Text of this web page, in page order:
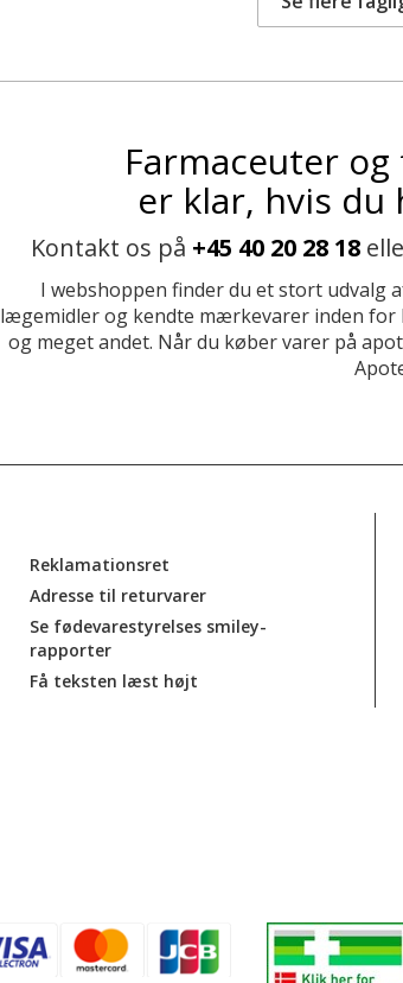
Farmaceuter
er klar, hvis du
Kontakt os på +45 40 20 28 18
I webshoppen finder du et stort udvalg
lægemidler og kendte mærkevarer inden for
og meget andet. Når du køber varer på
Reklamationsret
Adresse til returvarer
Se fødevarestyrelses smiley-
rapporter
Få teksten læst højt